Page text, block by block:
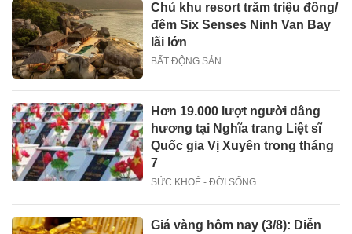
Chủ khu resort trăm triệu đồng/
đêm Six Senses Ninh Van Bay
lãi lớn
BẤT ĐỘNG SẢN
Hơn 19.000 lượt người dâng
hương tại Nghĩa trang Liệt sĩ
Quốc gia Vị Xuyên trong tháng
7
SỨC KHOẺ - ĐỜI SỐNG
Giá vàng hôm nay (3/8): Diễn